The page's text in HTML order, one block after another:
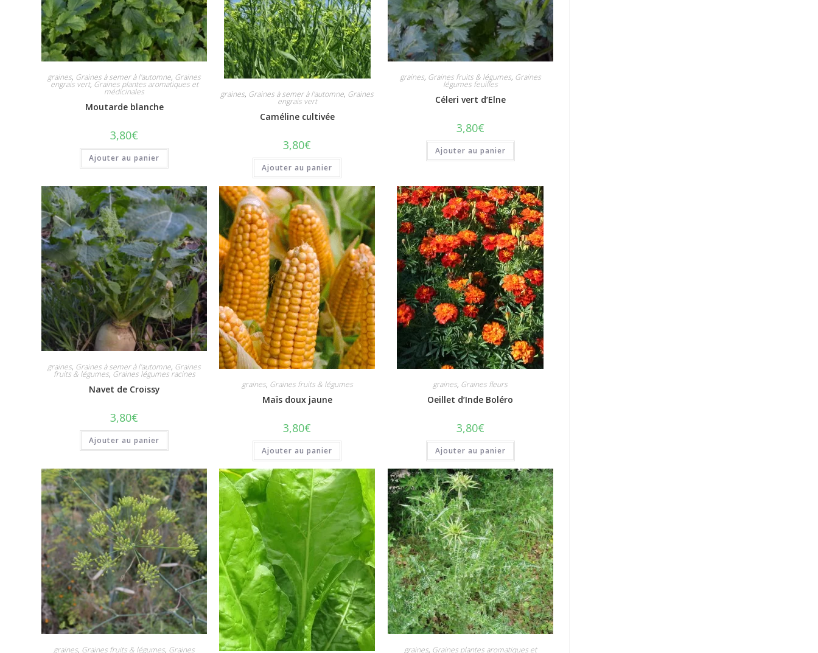
graines, Graines à semer à l'automne, Graines
engrais vert, Graines plantes aromatiques et
médicinales
Moutarde blanche
3,80€
Ajouter au panier
graines, Graines à semer à l'automne, Graines
engrais vert
Caméline cultivée
3,80€
Ajouter au panier
graines, Graines fruits & légumes, Graines
légumes feuilles
Céleri vert d’Elne
3,80€
Ajouter au panier
graines, Graines à semer à l'automne, Graines
fruits & légumes, Graines légumes racines
Navet de Croissy
3,80€
Ajouter au panier
graines, Graines fruits & légumes
Maïs doux jaune
3,80€
Ajouter au panier
graines, Graines fleurs
Oeillet d’Inde Boléro
3,80€
Ajouter au panier
graines, Graines fruits & légumes, Graines graines, Graines plantes aromatiques et